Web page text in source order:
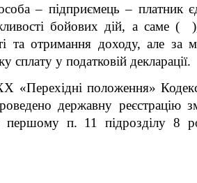
– підприємець – платник
бойових дій, а саме ( )
та отримання доходу, але
сплату у податковій декларації.
положення»
державну реєстрацію
першому п. 11 підрозділу 8